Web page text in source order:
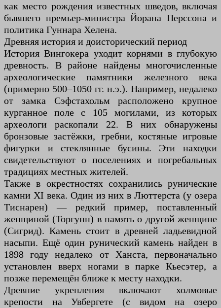
как место рождения известных шведов, включая
бывшего премьер-министра Йорана Перссона и
политика Гуннара Хелена.
Древняя история и доисторический период
История Вингокера уходит корнями в глубокую
древность. В районе найдены многочисленные
археологические памятники железного века
(примерно 500–1050 гг. н.э.). Например, недалеко
от замка Сэфстахольм расположено крупное
курганное поле с 105 могилами, из которых
археологи раскопали 22. В них обнаружены
бронзовые застёжки, гребни, костяные игровые
фигурки и стеклянные бусины. Эти находки
свидетельствуют о поселениях и погребальных
традициях местных жителей.
Также в окрестностях сохранились рунические
камни XI века. Один из них в Люттерста (у озера
Тиснарен) — редкий пример, поставленный
женщиной (Торгунн) в память о другой женщине
(Сигрид). Камень стоит в древней ладьевидной
насыпи. Ещё один рунический камень найден в
1898 году недалеко от Ханста, первоначально
установлен вверх ногами в парке Кьесэтер, а
позже перемещён ближе к месту находки.
Древние укрепления включают холмовые
крепости на Увбергете (с видом на озеро